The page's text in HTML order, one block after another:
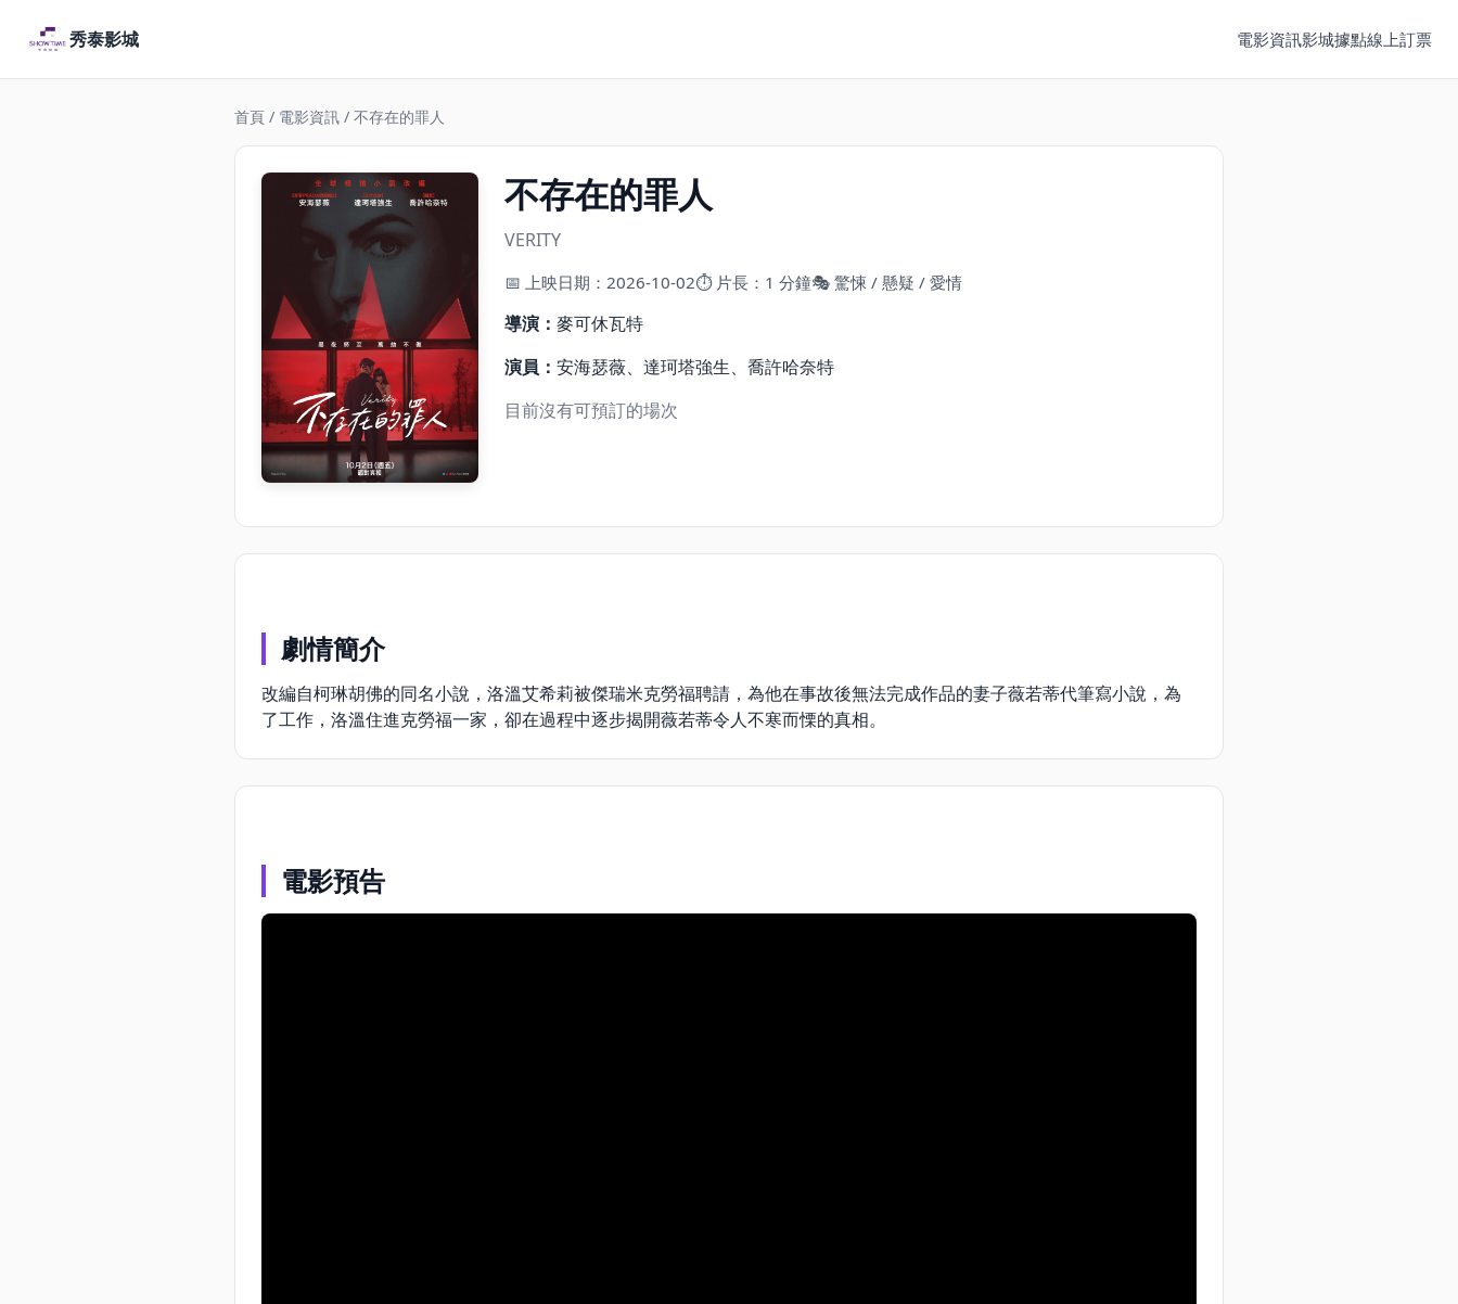
秀泰影城 電影資訊影城據點線上訂票
首頁 / 電影資訊 / 不存在的罪人
不存在的罪人
VERITY
📅 上映日期：2026-10-02⏱ 片長：1 分鐘🎭 驚悚 / 懸疑 / 愛情
導演： 麥可休瓦特
演員： 安海瑟薇、達珂塔強生、喬許哈奈特
目前沒有可預訂的場次
劇情簡介
改編自柯琳胡佛的同名小說，洛溫艾希莉被傑瑞米克勞福聘請，為他在事故後無法完成作品的妻子薇若蒂代筆寫小說，為
了工作，洛溫住進克勞福一家，卻在過程中逐步揭開薇若蒂令人不寒而慄的真相。
電影預告